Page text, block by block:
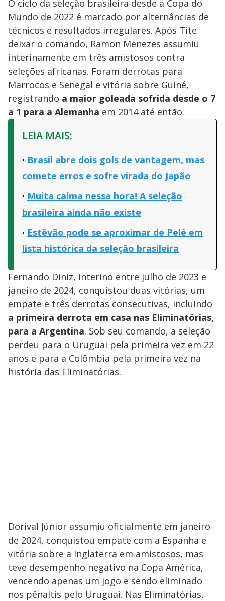
O ciclo da seleção brasileira desde a Copa do
Mundo de 2022 é marcado por alternâncias de
técnicos e resultados irregulares. Após Tite
deixar o comando, Ramon Menezes assumiu
interinamente em três amistosos contra
seleções africanas. Foram derrotas para
Marrocos e Senegal e vitória sobre Guiné,
registrando a maior goleada sofrida desde o 7
a 1 para a Alemanha em 2014 até então.
LEIA MAIS:
Brasil abre dois gols de vantagem, mas
comete erros e sofre virada do Japão
Muita calma nessa hora! A seleção
brasileira ainda não existe
Estêvão pode se aproximar de Pelé em
lista histórica da seleção brasileira
Fernando Diniz, interino entre julho de 2023 e
janeiro de 2024, conquistou duas vitórias, um
empate e três derrotas consecutivas, incluindo
a primeira derrota em casa nas Eliminatórias,
para a Argentina. Sob seu comando, a seleção
perdeu para o Uruguai pela primeira vez em 22
anos e para a Colômbia pela primeira vez na
história das Eliminatórias.
Dorival Júnior assumiu oficialmente em janeiro
de 2024, conquistou empate com a Espanha e
vitória sobre a Inglaterra em amistosos, mas
teve desempenho negativo na Copa América,
vencendo apenas um jogo e sendo eliminado
nos pênaltis pelo Uruguai. Nas Eliminatórias,